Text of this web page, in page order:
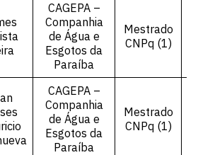
CAGEPA –
Companhia
de Água e
Esgotos da
Paraíba
Mestrado
CNPq (1)
CAGEPA –
Companhia
de Água e
Esgotos da
Paraíba
Mestrado
CNPq (1)